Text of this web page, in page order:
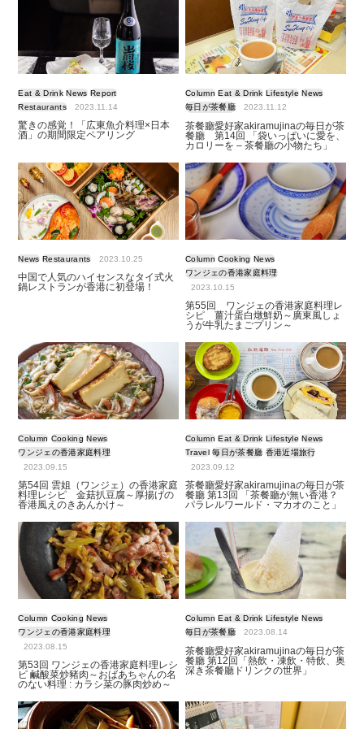
Eat & Drink News Report
Restaurants
2023.11.14
驚きの感覚！「広東魚介料理×日本
酒」の期間限定ペアリング
Column Eat & Drink Lifestyle News
毎日が茶餐廳
2023.11.12
茶餐廳愛好家akiramujinaの毎日が茶
餐廳 第14回 「袋いっぱいに愛を、
カロリーを – 茶餐廳の小物たち」
News Restaurants 2023.10.25
中国で人気のハイセンスなタイ式火
鍋レストランが香港に初登場！
Column Cooking News
ワンジェの香港家庭料理
2023.10.15
第55回 ワンジェの香港家庭料理レ
シピ 薑汁蛋白燉鮮奶～廣東風しょ
うが牛乳たまごプリン～
Column Cooking News
ワンジェの香港家庭料理
2023.09.15
第54回 雲姐（ワンジェ）の香港家庭
料理レシピ 金菇扒豆腐～厚揚げの
香港風えのきあんかけ～
Column Eat & Drink Lifestyle News
Travel 毎日が茶餐廳 香港近場旅行
2023.09.12
茶餐廳愛好家akiramujinaの毎日が茶
餐廳 第13回 「茶餐廳が無い香港？
パラレルワールド・マカオのこと」
Column Cooking News
ワンジェの香港家庭料理
2023.08.15
第53回 ワンジェの香港家庭料理レシ
ピ 鹹酸菜炒豬肉～おばあちゃんの名
のない料理 : カラシ菜の豚肉炒め～
Column Eat & Drink Lifestyle News
毎日が茶餐廳
2023.08.14
茶餐廳愛好家akiramujinaの毎日が茶
餐廳 第12回「熱飲・凍飲・特飲、奥
深き茶餐廳ドリンクの世界」